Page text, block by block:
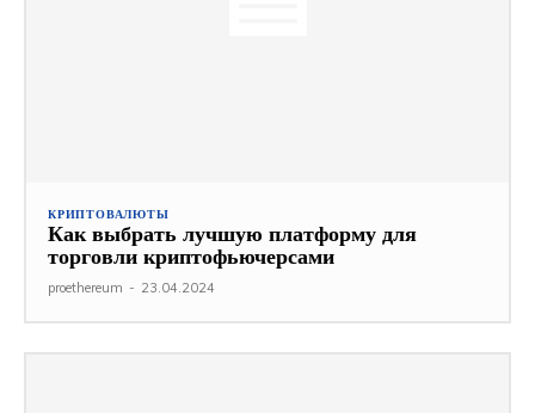
КРИПТОВАЛЮТЫ
Как выбрать лучшую платформу для
торговли криптофьючерсами
proethereum - 23.04.2024